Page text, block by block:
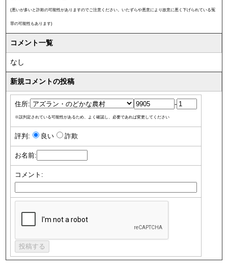
(悪いが多いと詐欺の可能性がありますのでご注意ください。いたずらや悪意により故意に悪く下げられている冤
罪の可能性もあります)
コメント一覧
なし
新規コメントの投稿
住所: -
※誤判定されている可能性があるため、よく確認し、必要であれば変更してください
評判: 良い 詐欺
お名前:
コメント: